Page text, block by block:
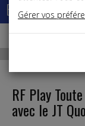
Base
RF Play
avec le JT
Gérer vos